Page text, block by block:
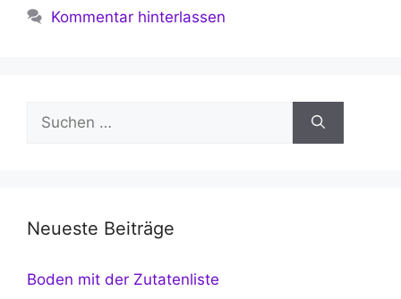
Kommentar hinterlassen
nach:
Neueste Beiträge
Boden mit der Zutatenliste